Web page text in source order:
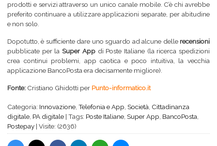
prodotti e servizi attraverso un unico canale mobile. C’è chi avrebbe
preferito continuare a utilizzare applicazioni separate, per abitudine
e non solo.
Dopotutto, è sufficiente dare uno sguardo ad alcune delle recensioni
pubblicate per laSuper Appdi Poste Italiane (la ricerca spedizioni
crea continui problemi
app caotica e poco intuitiva
la vecchia
applicazione BancoPosta era decisamente migliore).
Fonte: Cristiano Ghidotti per Punto-informatico.it
Categoria: Innovazione Telefonia e App Società Cittadinanza
digitale PA digitale | Tags: Poste Italiane Super App BancoPosta
Postepay | Visite: (2636)